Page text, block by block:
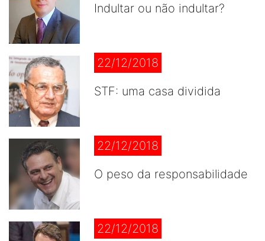
Indultar ou não indultar?
22/12/2018
STF: uma casa dividida
22/12/2018
O peso da responsabilidade
22/12/2018